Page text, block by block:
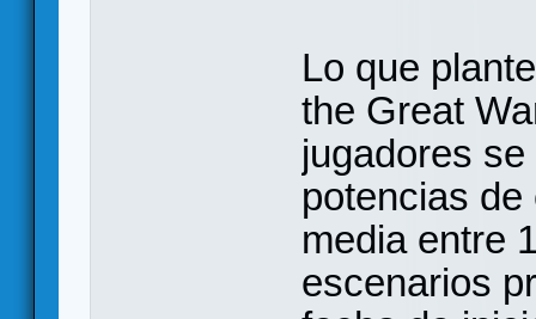
Lo que
the Great
jugadores
potencias
media entre
escenarios